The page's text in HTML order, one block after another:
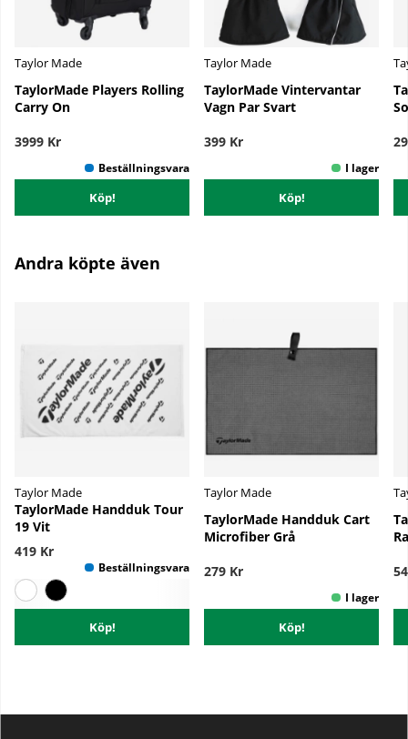
Taylor Made
TaylorMade Players Rolling
Carry On
3999 Kr
Köp!
Taylor Made
TaylorMade Vintervantar
Vagn Par Svart
399 Kr
Köp!
Andra köpte även
Taylor Made
TaylorMade Handduk Tour
19 Vit
419 Kr
Köp!
Taylor Made
TaylorMade Handduk Cart
Microfiber Grå
279 Kr
Köp!